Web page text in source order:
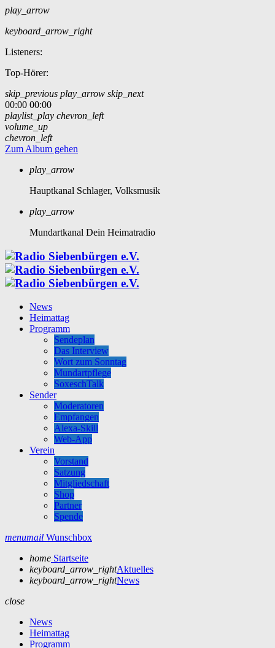
play_arrow
keyboard_arrow_right
Listeners:
Top-Hörer:
skip_previous play_arrow skip_next
00:00 00:00
playlist_play chevron_left
volume_up
chevron_left
Zum Album gehen
play_arrow
Hauptkanal Schlager, Volksmusik
play_arrow
Mundartkanal Dein Heimatradio
News
Heimattag
Programm
Sendeplan
Das Interview
Wort zum Sonntag
Mundartpflege
SoxeschTalk
Sender
Moderatoren
Empfangen
Alexa-Skill
Web-App
Verein
Vorstand
Satzung
Mitgliedschaft
Shop
Partner
Spende
menumail Wunschbox
home Startseite
keyboard_arrow_rightAktuelles
keyboard_arrow_rightNews
close
News
Heimattag
Programm